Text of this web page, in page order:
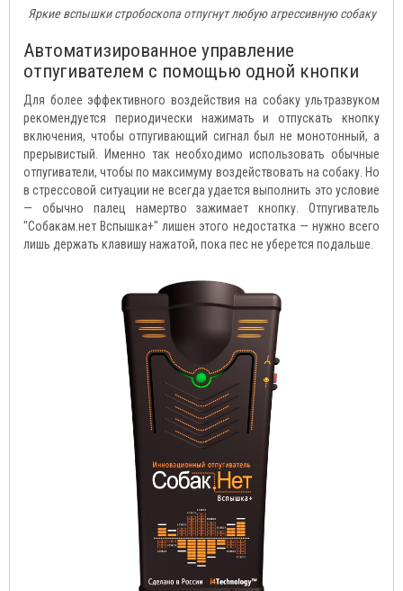
Яркие вспышки стробоскопа отпугнут любую агрессивную собаку
Автоматизированное управление
отпугивателем с помощью одной кнопки
Для более эффективного воздействия на собаку ультразвуком
рекомендуется периодически нажимать и отпускать кнопку
включения, чтобы отпугивающий сигнал был не монотонный, а
прерывистый. Именно так необходимо использовать обычные
отпугиватели, чтобы по максимуму воздействовать на собаку. Но
в стрессовой ситуации не всегда удается выполнить это условие
— обычно палец намертво зажимает кнопку. Отпугиватель
"Собакам.нет Вспышка+" лишен этого недостатка — нужно всего
лишь держать клавишу нажатой, пока пес не уберется подальше.